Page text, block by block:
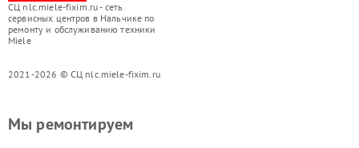
СЦ nlc.miele-fixim.ru - сеть
сервисных центров в Нальчике по
ремонту и обслуживанию техники
Miele
2021-2026 © СЦ nlc.miele-fixim.ru
Мы ремонтируем